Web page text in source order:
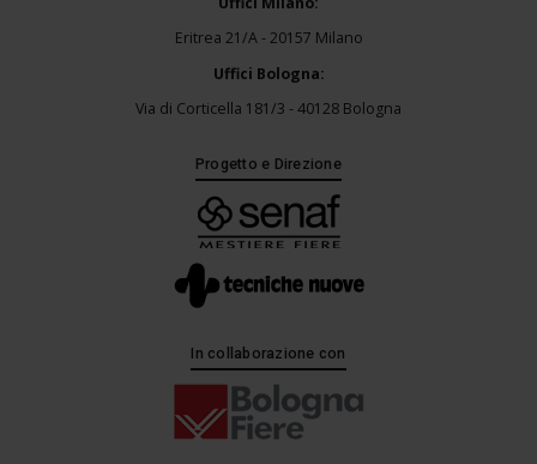
Eritrea 21/A - 20157 Milano
Uffici Bologna:
Via di Corticella 181/3 - 40128 Bologna
Progetto e Direzione
In collaborazione con